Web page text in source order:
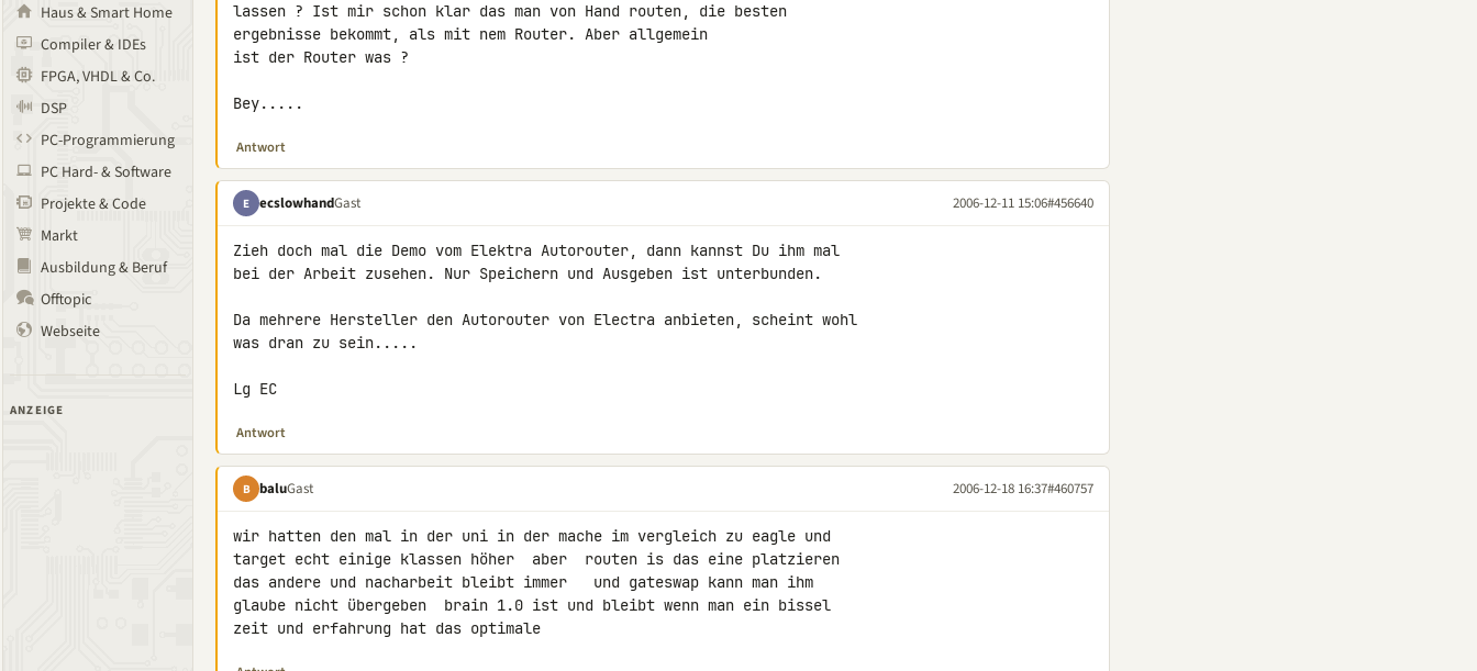
Haus & Smart Home
Compiler & IDEs
FPGA, VHDL & Co.
DSP
PC-Programmierung
PC Hard- & Software
Projekte & Code
Markt
Ausbildung & Beruf
Offtopic
Webseite
ANZEIGE
lassen ? Ist mir schon klar das man von Hand routen, die besten
ergebnisse bekommt, als mit nem Router. Aber allgemein
ist der Router was ?
Bey.....
Antwort
E ecslowhandGast 2006-12-11 15:06#456640
Zieh doch mal die Demo vom Elektra Autorouter, dann kannst Du ihm mal
bei der Arbeit zusehen. Nur Speichern und Ausgeben ist unterbunden.
Da mehrere Hersteller den Autorouter von Electra anbieten, scheint wohl
was dran zu sein.....
Lg EC
Antwort
B baluGast 2006-12-18 16:37#460757
wir hatten den mal in der uni in der mache im vergleich zu eagle und
target echt einige klassen höher  aber  routen is das eine platzieren
das andere und nacharbeit bleibt immer   und gateswap kann man ihm
glaube nicht übergeben  brain 1.0 ist und bleibt wenn man ein bissel
zeit und erfahrung hat das optimale